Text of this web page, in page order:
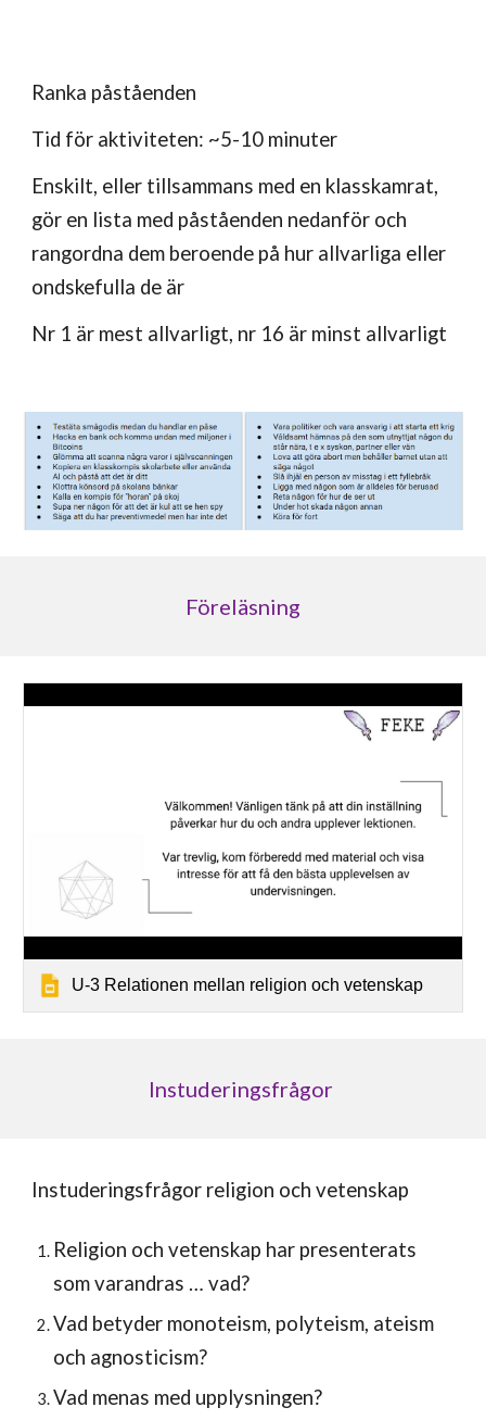
Ranka påståenden
Tid för aktiviteten: ~5-10 minuter
Enskilt, eller tillsammans med en klasskamrat,
gör en lista med påståenden nedanför och
rangordna dem beroende på hur allvarliga eller
ondskefulla de är
Nr 1 är mest allvarligt, nr 16 är minst allvarligt
Föreläsning
U-3 Relationen mellan religion och vetenskap
Instuderingsfrågor
Instuderingsfrågor religion och vetenskap
Religion och vetenskap har presenterats
som varandras … vad?
Vad betyder monoteism, polyteism, ateism
och agnosticism?
Vad menas med upplysningen?